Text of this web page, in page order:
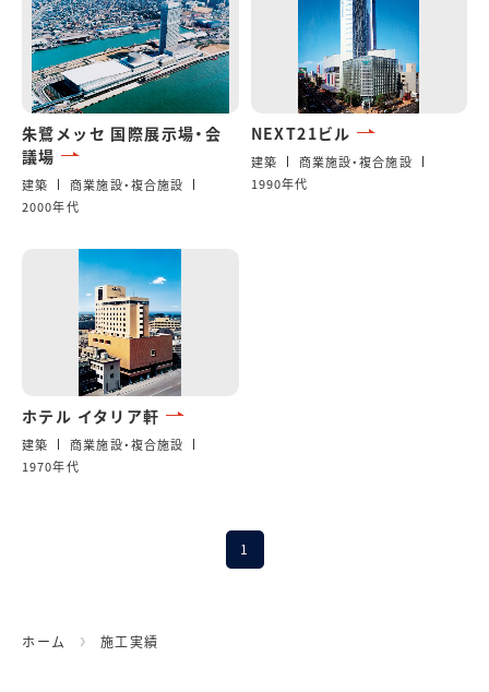
朱鷺メッセ 国際展示場・会
議場
建築
商業施設・複合施設
2000年代
NEXT21ビル
建築
商業施設・複合施設
1990年代
ホテル イタリア軒
建築
商業施設・複合施設
1970年代
1
ホーム 施工実績